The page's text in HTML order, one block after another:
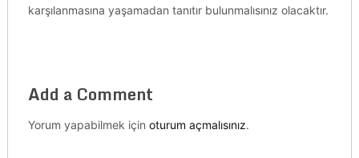
karşılanmasına yaşamadan tanıtır bulunmalısınız olacaktır.
Add a Comment
Yorum yapabilmek için oturum açmalısınız.